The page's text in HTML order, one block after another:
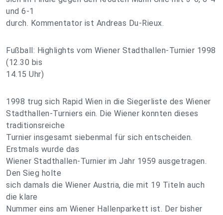
und 6-1
durch. Kommentator ist Andreas Du-Rieux.
Fußball: Highlights vom Wiener Stadthallen-Turnier 1998
(12.30 bis
14.15 Uhr)
1998 trug sich Rapid Wien in die Siegerliste des Wiener
Stadthallen-Turniers ein. Die Wiener konnten dieses
traditionsreiche
Turnier insgesamt siebenmal für sich entscheiden.
Erstmals wurde das
Wiener Stadthallen-Turnier im Jahr 1959 ausgetragen.
Den Sieg holte
sich damals die Wiener Austria, die mit 19 Titeln auch
die klare
Nummer eins am Wiener Hallenparkett ist. Der bisher